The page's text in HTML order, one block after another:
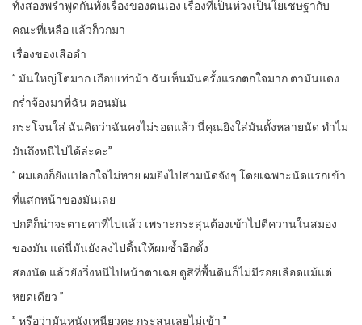
ทั้งสองพร่ำพูดกันทั้งเรื่องของตนเอง เรื่องที่เป็นห่วงเป็นใยเชษฐากับ
คณะที่เหลือ แล้วก็วกมา
เรื่องของเสือดำ
” มันใหญ่โตมาก เกือบเท่าม้า ฉันเห็นมันครั้งแรกตกใจมาก ตามันแดง
กร่ำจ้องมาที่ฉัน ตอนมัน
กระโจนใส่ ฉันคิดว่าฉันคงไม่รอดแล้ว นี่คุณยิงใส่มันตั้งหลายนัด ทำไม
มันถึงหนีไปได้ล่ะคะ”
” ผมเองก็ยังแปลกใจไม่หาย ผมยิงไปสามนัดจังๆ โดยเฉพาะนัดแรกเข้า
ที่แสกหน้าของมันเลย
ปกติก็น่าจะตายคาที่ไปแล้ว เพราะกระสุนต้องเข้าไปตีควานในสมอง
ของมัน แต่นี่มันยังลงไปดิ้นให้ผมซ้ำอีกตั้ง
สองนัด แล้วยังวิ่งหนีไปหน้าตาเฉย ดูสิที่พื้นดินก็ไม่มีรอยเลือดแม้แต่
หยดเดียว ”
” หรือว่ามันหนังเหนียวคะ กระสุนเลยไม่เข้า ”